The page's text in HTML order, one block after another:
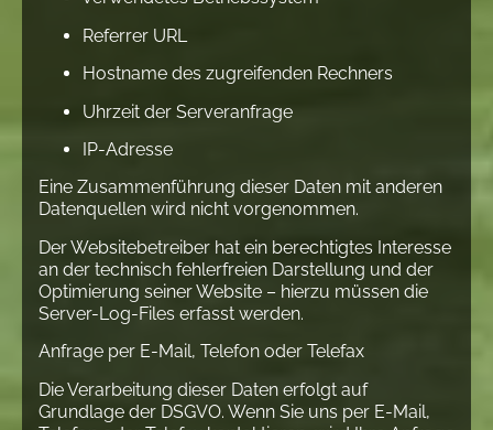
Referrer URL
Hostname des zugreifenden Rechners
Uhrzeit der Serveranfrage
IP-Adresse
Eine Zusammenführung dieser Daten mit anderen
Datenquellen wird nicht vorgenommen.
Der Websitebetreiber hat ein berechtigtes Interesse
an der technisch fehlerfreien Darstellung und der
Optimierung seiner Website – hierzu müssen die
Server-Log-Files erfasst werden.
Anfrage per E-Mail, Telefon oder Telefax
Die Verarbeitung dieser Daten erfolgt auf
Grundlage der DSGVO. Wenn Sie uns per E-Mail,